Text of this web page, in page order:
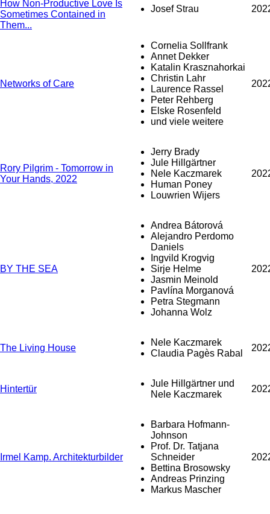
How Non-Productive Love Is
Sometimes Contained in
Them...
Josef Strau
Networks of Care
Cornelia Sollfrank
Annet Dekker
Katalin Krasznahorkai
Christin Lahr
Laurence Rassel
Peter Rehberg
Elske Rosenfeld
und viele weitere
Rory Pilgrim - Tomorrow in
Your Hands, 2022
Jerry Brady
Jule Hillgärtner
Nele Kaczmarek
Human Poney
Louwrien Wijers
BY THE SEA
Andrea Bátorová
Alejandro Perdomo
Daniels
Ingvild Krogvig
Sirje Helme
Jasmin Meinold
Pavlína Morganová
Petra Stegmann
Johanna Wolz
The Living House
Nele Kaczmarek
Claudia Pagès Rabal
Hintertür
Jule Hillgärtner und
Nele Kaczmarek
Irmel Kamp. Architekturbilder
Barbara Hofmann-
Johnson
Prof. Dr. Tatjana
Schneider
Bettina Brosowsky
Andreas Prinzing
Markus Mascher